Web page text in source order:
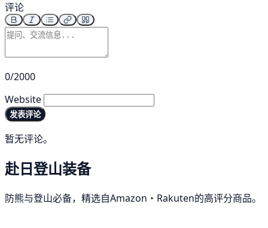
评论
0/2000
Website
发表评论
暂无评论。
赴日登山装备
防熊与登山必备，精选自Amazon・Rakuten的高评分商品。